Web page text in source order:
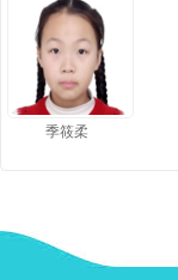
季筱柔